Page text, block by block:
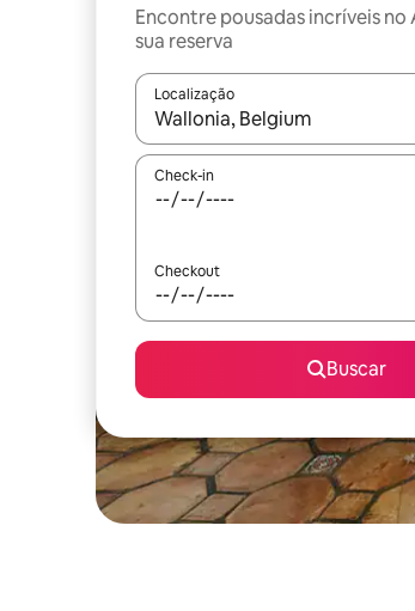
Encontre pousadas incríveis no
sua reserva
Localização
Quando os resultados estiverem
Check-in
Checkout
Buscar